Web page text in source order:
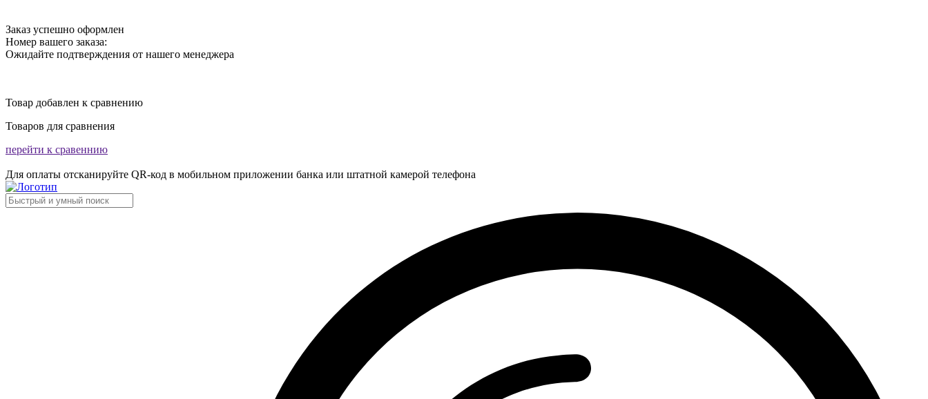
Заказ успешно оформлен
Номер вашего заказа:
Ожидайте подтверждения от нашего менеджера
Товар добавлен к сравнению
Товаров для сравнения
перейти к сравеннию
Для оплаты отсканируйте QR-код в мобильном приложении банка или штатной камерой телефона